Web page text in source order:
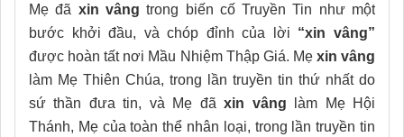
Mẹ đã xin vâng trong biến cố Truyền Tin như một
bước khởi đầu, và chóp đỉnh của lời “xin vâng”
được hoàn tất nơi Mầu Nhiệm Thập Giá. Mẹ xin vâng
làm Mẹ Thiên Chúa, trong lần truyền tin thứ nhất do
sứ thần đưa tin, và Mẹ đãxin vâng làm Mẹ Hội
Thánh, Mẹ của toàn thể nhân loại, trong lần truyền tin